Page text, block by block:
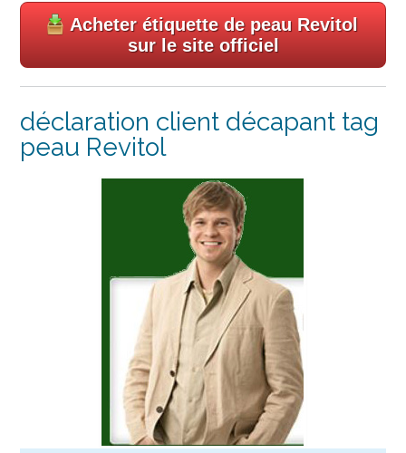
Acheter étiquette de peau Revitol
sur le site officiel
déclaration client décapant tag
peau Revitol